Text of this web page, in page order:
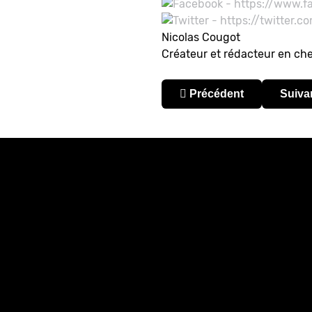
Nicolas Cougot
Créateur et rédacteur en
Article précédent : [Bola
Précédent